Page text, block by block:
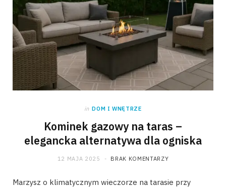
in DOM I WNĘTRZE
Kominek gazowy na taras –
elegancka alternatywa dla ogniska
12 MAJA 2025 BRAK KOMENTARZY
Marzysz o klimatycznym wieczorze na tarasie przy